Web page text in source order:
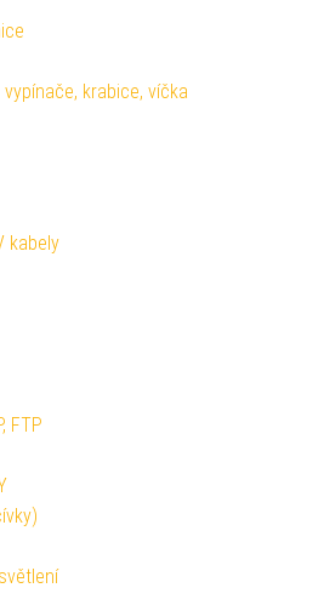
krabice, víčka
kabely
FTP